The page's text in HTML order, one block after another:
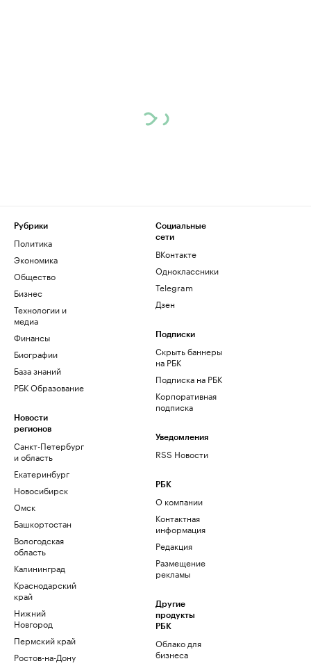
Рубрики
Политика
Экономика
Общество
Бизнес
Технологии и
медиа
Финансы
Биографии
База знаний
РБК Образование
Новости
регионов
Санкт-Петербург
и область
Екатеринбург
Новосибирск
Омск
Башкортостан
Вологодская
область
Калининград
Краснодарский
край
Нижний
Новгород
Пермский край
Ростов-на-Дону
Социальные
сети
ВКонтакте
Одноклассники
Telegram
Дзен
Подписки
Скрыть баннеры
на РБК
Подписка на РБК
Корпоративная
подписка
Уведомления
RSS Новости
РБК
О компании
Контактная
информация
Редакция
Размещение
рекламы
Другие
продукты
РБК
Облако для
бизнеса